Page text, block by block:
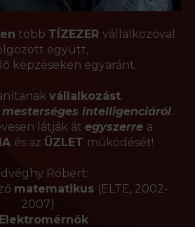
több TÍZEZER vállalkozóval
együtt,
képzéseken egyaránt.
vállalkozást.
mesterséges intelligenciáról.
látják át egyszerre a
és az ÜZLET működését!
Róbert:
matematikus (ELTE, 2002-
2007)
Elektromérnök